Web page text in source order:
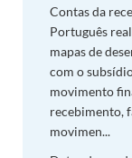
Contas da
Português
mapas de
com o
movimento
recebimento,
movimen...